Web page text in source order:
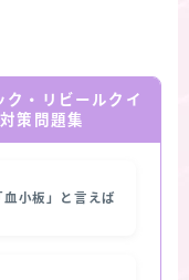
ク・リビールクイ
策問題集
小板」と言えば